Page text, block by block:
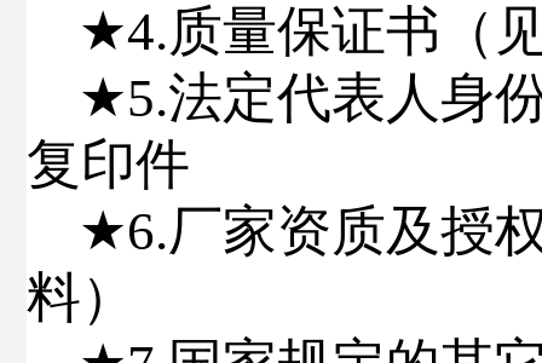
★4.质量保证书 （
★5.法定代表人身
复印件
★6.厂家资质及授
料）